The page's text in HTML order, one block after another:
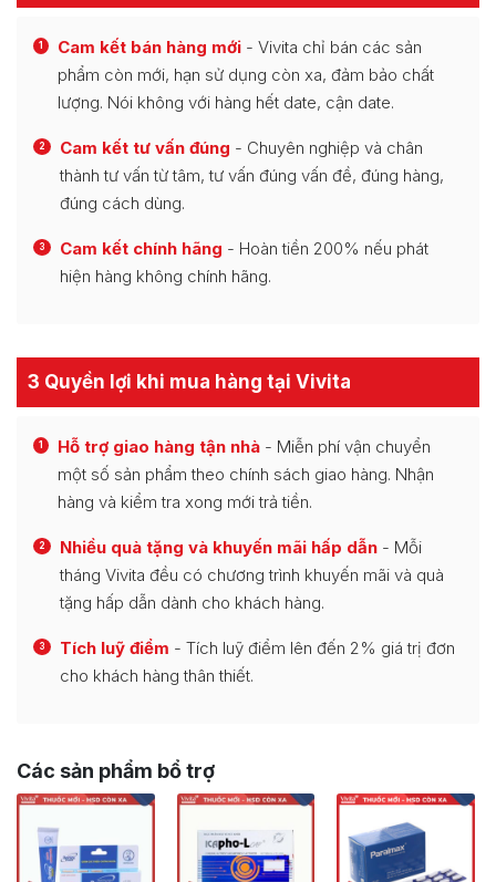
1 Cam kết bán hàng mới - Vivita chỉ bán các sản
phẩm còn mới, hạn sử dụng còn xa, đảm bảo chất
lượng. Nói không với hàng hết date, cận date.
2 Cam kết tư vấn đúng - Chuyên nghiệp và chân
thành tư vấn từ tâm, tư vấn đúng vấn đề, đúng hàng,
đúng cách dùng.
3 Cam kết chính hãng - Hoàn tiền 200% nếu phát
hiện hàng không chính hãng.
3 Quyền lợi khi mua hàng tại Vivita
1 Hỗ trợ giao hàng tận nhà - Miễn phí vận chuyển
một số sản phẩm theo chính sách giao hàng. Nhận
hàng và kiểm tra xong mới trả tiền.
2 Nhiều quà tặng và khuyến mãi hấp dẫn - Mỗi
tháng Vivita đều có chương trình khuyến mãi và quà
tặng hấp dẫn dành cho khách hàng.
3 Tích luỹ điểm - Tích luỹ điểm lên đến 2% giá trị đơn
cho khách hàng thân thiết.
Các sản phẩm bổ trợ